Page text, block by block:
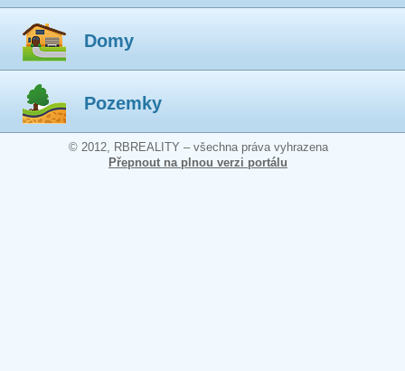
Domy
Pozemky
© 2012, RBREALITY – všechna práva vyhrazena
Přepnout na plnou verzi portálu